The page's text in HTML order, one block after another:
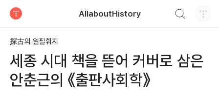
AllaboutHistory
探古의 일필휘지
세종 시대 책을 뜯어 커버로 삼은
안춘근의 《출판사회학》